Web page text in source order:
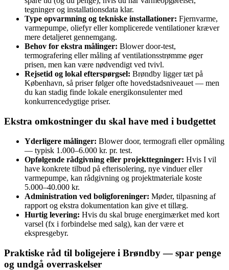
tegninger og installationsdata klar.
Type opvarmning og tekniske installationer: Fjernvarme,
varmepumpe, oliefyr eller komplicerede ventilationer kræver
mere detaljeret gennemgang.
Behov for ekstra målinger: Blower door-test,
termografering eller måling af ventilationsstrømme øger
prisen, men kan være nødvendigt ved tvivl.
Rejsetid og lokal efterspørgsel: Brøndby ligger tæt på
København, så priser følger ofte hovedstadsniveauet — men
du kan stadig finde lokale energikonsulenter med
konkurrencedygtige priser.
Ekstra omkostninger du skal have med i budgettet
Yderligere målinger: Blower door, termografi eller opmåling
— typisk 1.000–6.000 kr. pr. test.
Opfølgende rådgivning eller projekttegninger: Hvis I vil
have konkrete tilbud på efterisolering, nye vinduer eller
varmepumpe, kan rådgivning og projektmateriale koste
5.000–40.000 kr.
Administration ved boligforeninger: Møder, tilpasning af
rapport og ekstra dokumentation kan give et tillæg.
Hurtig levering: Hvis du skal bruge energimærket med kort
varsel (fx i forbindelse med salg), kan der være et
ekspresgebyr.
Praktiske råd til boligejere i Brøndby — spar penge
og undgå overraskelser